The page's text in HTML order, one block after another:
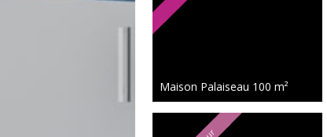
Maison Palaiseau 100 m²